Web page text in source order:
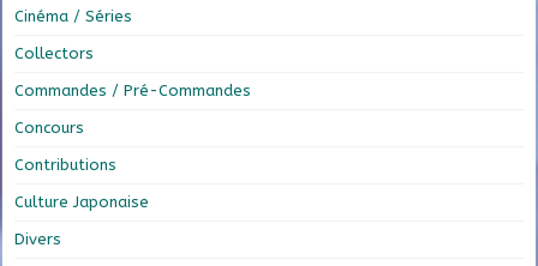
Cinéma / Séries
Collectors
Commandes / Pré-Commandes
Concours
Contributions
Culture Japonaise
Divers